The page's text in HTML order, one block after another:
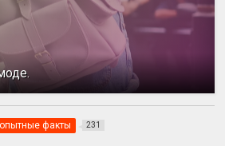
факты 231